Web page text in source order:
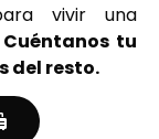
vivir una
Cuéntanos tu
del resto.